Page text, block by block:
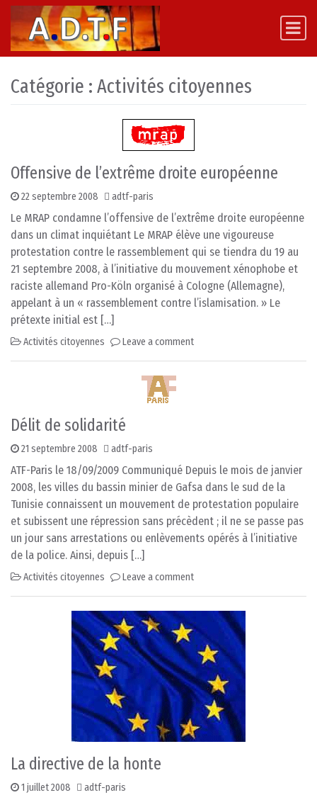
Skip to content
Main Navigation
Catégorie : Activités citoyennes
Offensive de l’extrême droite européenne
22 septembre 2008 adtf-paris
Le MRAP condamne l’offensive de l’extrême droite européenne
dans un climat inquiétant Le MRAP élève une vigoureuse
protestation contre le rassemblement qui se tiendra du 19 au
21 septembre 2008, à l’initiative du mouvement xénophobe et
raciste allemand Pro-Köln organisé à Cologne (Allemagne),
appelant à un « rassemblement contre l’islamisation. » Le
prétexte initial est […]
Activités citoyennes Leave a comment
Délit de solidarité
21 septembre 2008 adtf-paris
ATF-Paris le 18/09/2009 Communiqué Depuis le mois de janvier
2008, les villes du bassin minier de Gafsa dans le sud de la
Tunisie connaissent un mouvement de protestation populaire
et subissent une répression sans précèdent ; il ne se passe pas
un jour sans arrestations ou enlèvements opérés à l’initiative
de la police. Ainsi, depuis […]
Activités citoyennes Leave a comment
La directive de la honte
1 juillet 2008 adtf-paris